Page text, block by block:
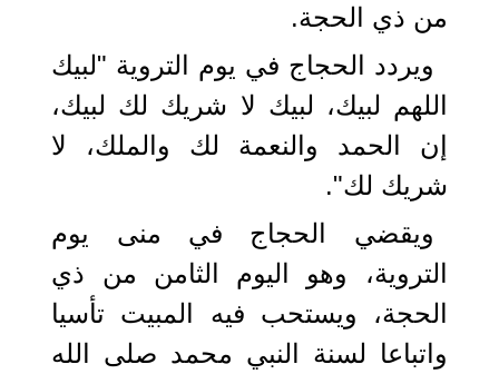
من ذي الحجة.
ويردد الحجاج في يوم التروية "لبيك
اللهم لبيك، لبيك لا شريك لك لبيك،
إن الحمد والنعمة لك والملك، لا
شريك لك".
ويقضي الحجاج في منى يوم
التروية، وهو اليوم الثامن من ذي
الحجة، ويستحب فيه المبيت تأسيا
واتباعا لسنة النبي محمد صلى الله